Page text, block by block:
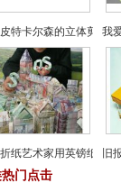
特卡尔森的立体剪纸我
纸艺术家用英镑纸币折
旧
门点击